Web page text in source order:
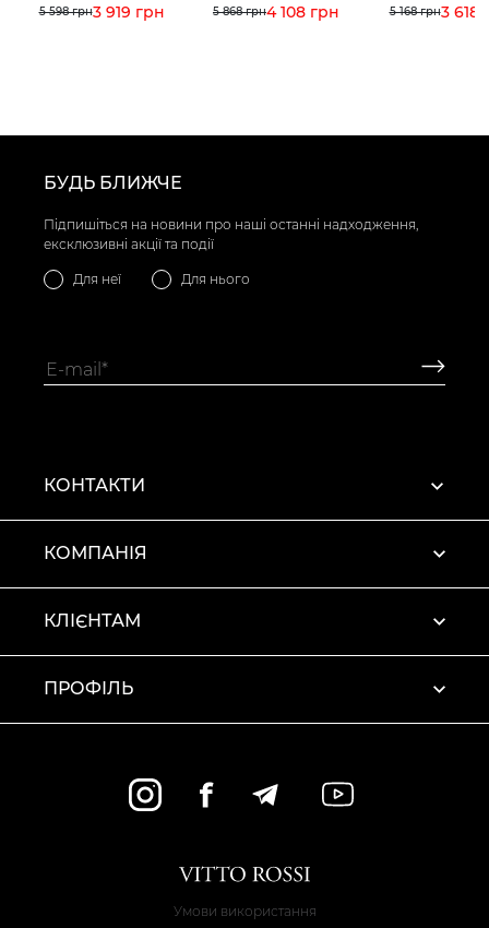
5 598 грн3 919 грн 5 868 грн4 108 грн 5 168 грн3 618
БУДЬ БЛИЖЧЕ
Підпишіться на новини про наші останні надходження,
ексклюзивні акції та події
Для неї Для нього
КОНТАКТИ
КОМПАНІЯ
КЛІЄНТАМ
ПРОФІЛЬ
Умови використання